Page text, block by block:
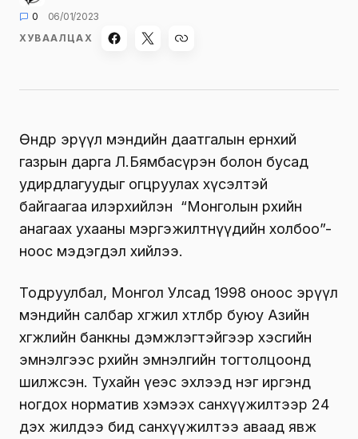
0
06/01/2023
ХУВААЛЦАХ
Өнөөдөр эрүүл мэндийн даатгалын ерөнхий
газрын дарга Л.Бямбасүрэн болон бусад
удирдлагуудыг огцруулах хүсэлтэй
байгаагаа илэрхийлэн “Монголын өрхийн
анагаах ухааны мэргэжилтнүүдийн холбоо”-
ноос мэдэгдэл хийлээ.
Тодруулбал, Монгол Улсад 1998 оноос эрүүл
мэндийн салбар хөгжил хөтөлбөр буюу Азийн
хөгжлийн банкны дэмжлэгтэйгээр хэсгийн
эмнэлгээс өрхийн эмнэлгийн тогтолцоонд
шилжсэн. Тухайн үеэс эхлээд нэг иргэнд
ногдох норматив хэмээх санхүүжилтээр 24
дэх жилдээ бид санхүүжилтээ аваад явж